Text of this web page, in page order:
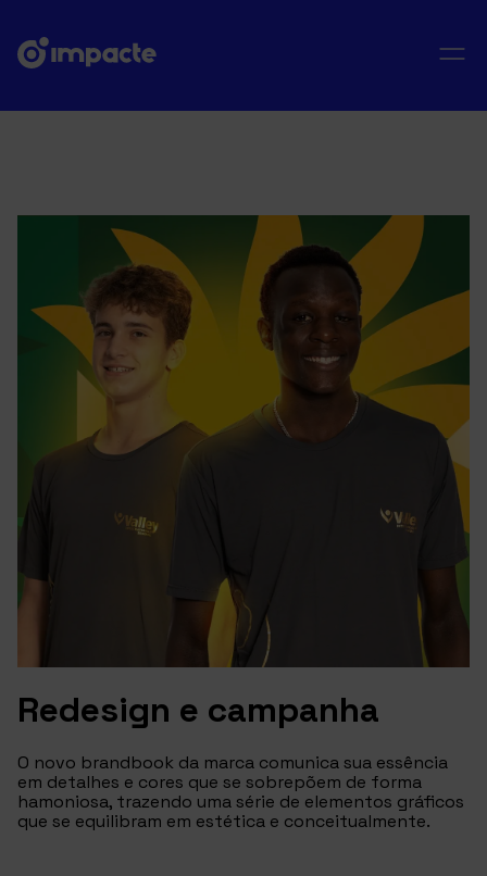
Redesign e campanha
O novo brandbook da marca comunica sua essência
em detalhes e cores que se sobrepõem de forma
hamoniosa, trazendo uma série de elementos gráficos
que se equilibram em estética e conceitualmente.